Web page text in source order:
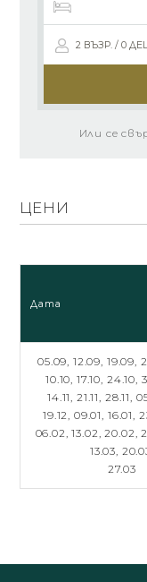
2 ВЪЗР. / 0
Или се
ЦЕНИ
Дата
05.09, 12.09, 19.09,
10.10, 17.10, 24.10,
14.11, 21.11, 28.11,
19.12, 09.01, 16.01,
06.02,13.02,20.02,
13.03,
27.03